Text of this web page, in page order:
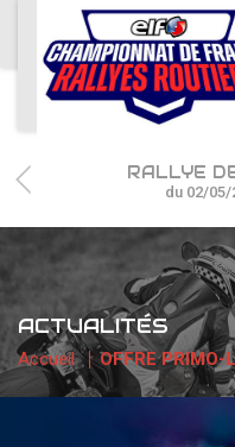
ACCUEIL
ACTUS
CALENDRIER
CHAMPIONNAT
RÉSULTATS
PHOTOS / WEB
PARTENAIRES
RALLYE
du 02/05/
ACTUALITÉS
Accueil OFFRE PRIMO-